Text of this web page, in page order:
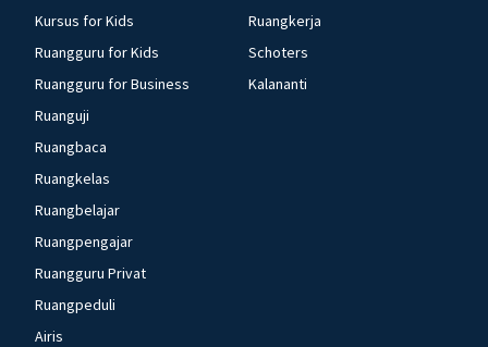
Kursus for Kids
Ruangguru for Kids
Ruangguru for Business
Ruanguji
Ruangbaca
Ruangkelas
Ruangbelajar
Ruangpengajar
Ruangguru Privat
Ruangpeduli
Airis
Ruangkerja
Schoters
Kalananti